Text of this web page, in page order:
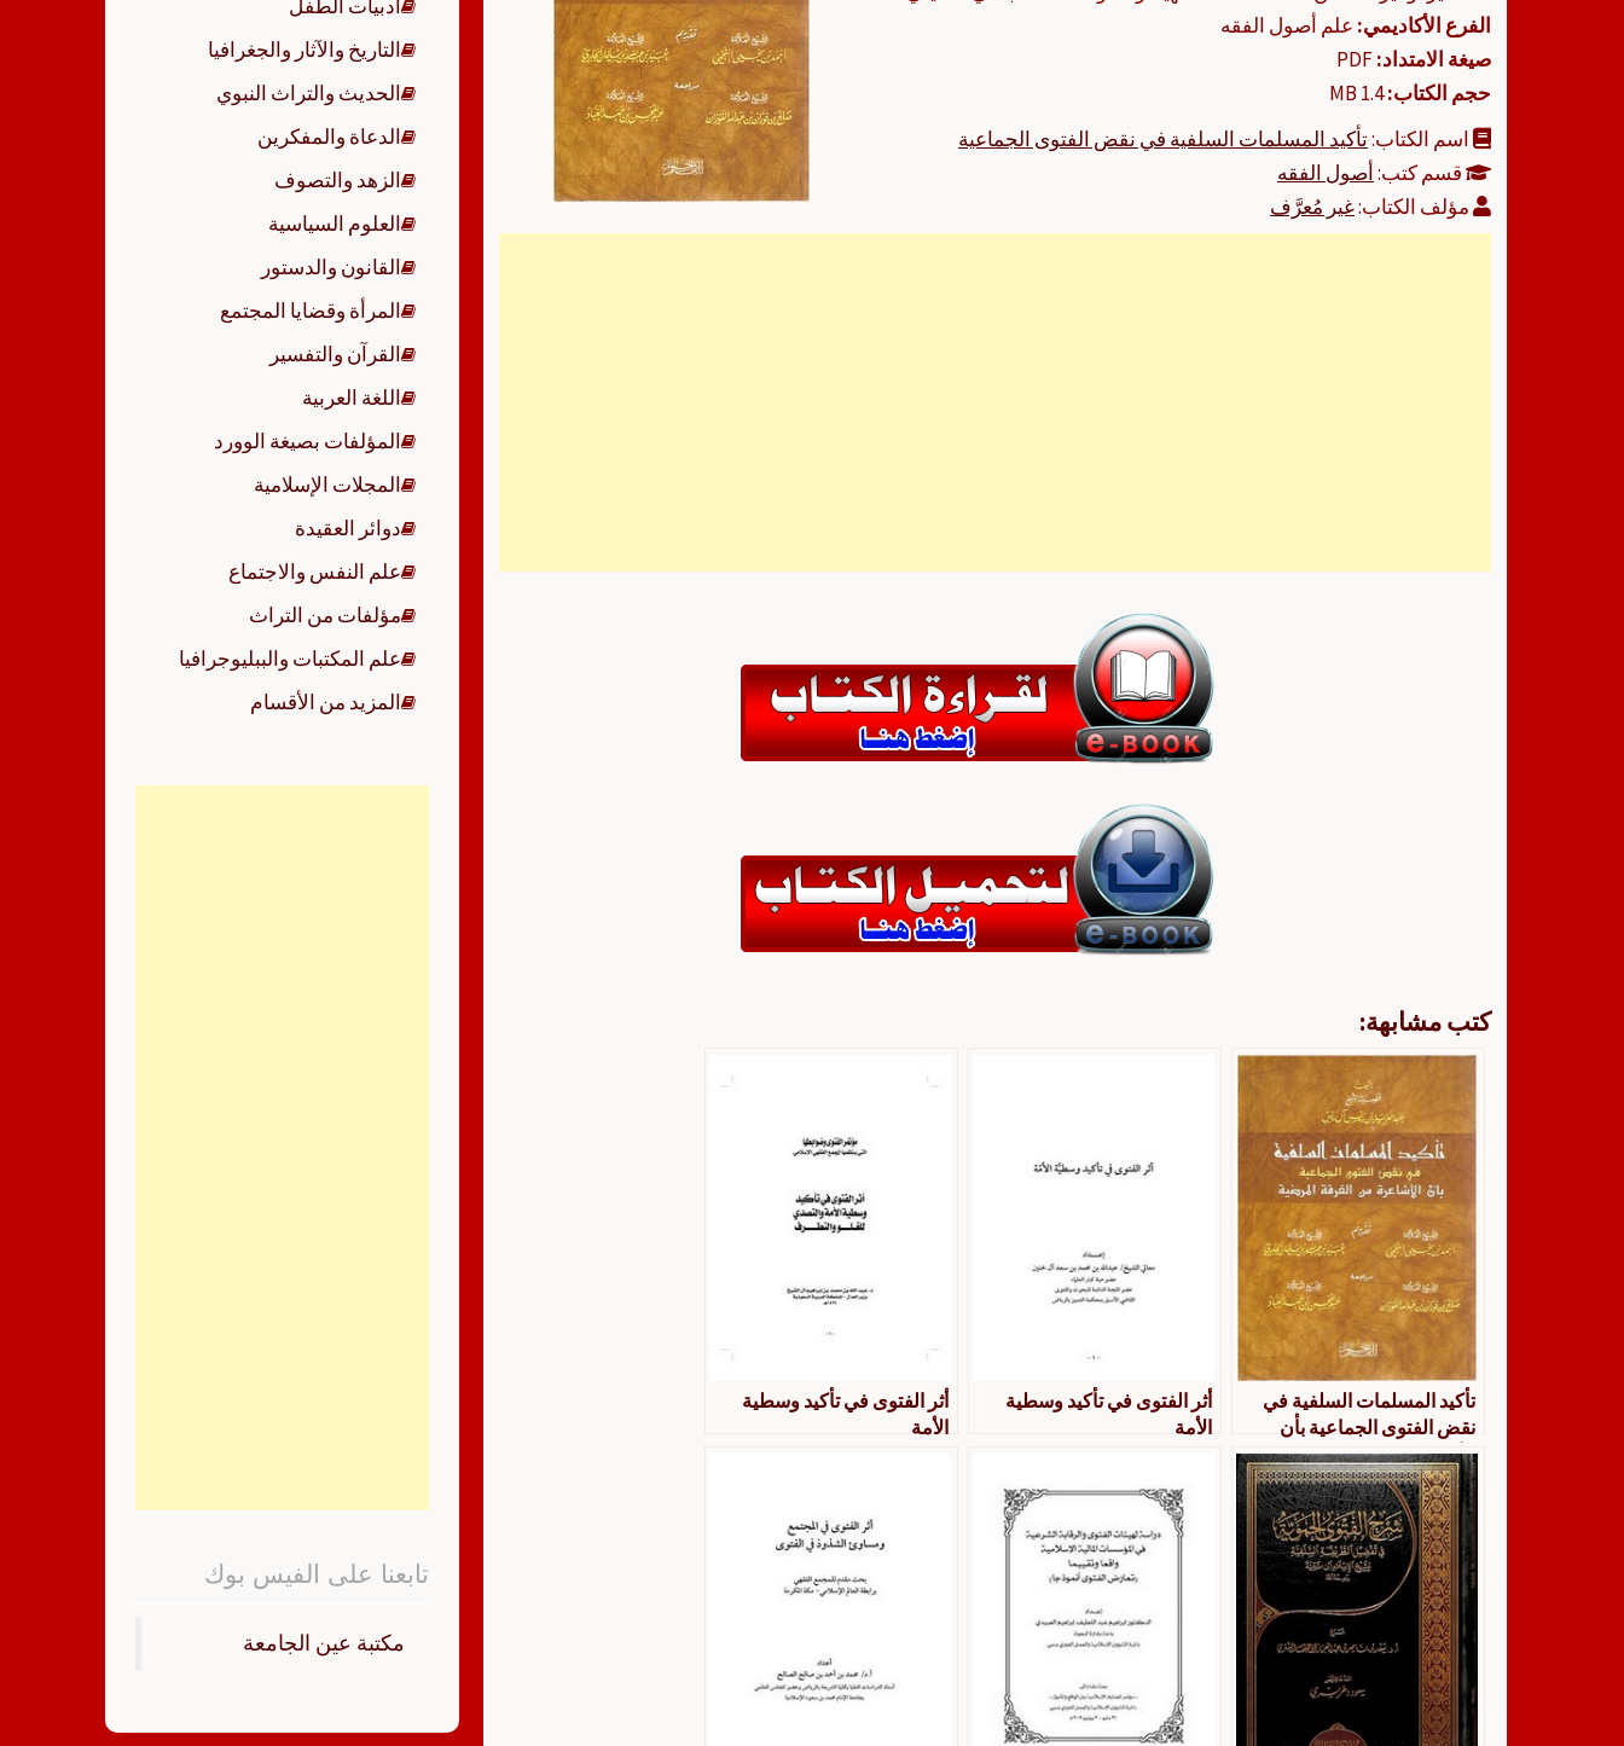
الفرع الأكاديمي: علم أصول الفقه
صيغة الامتداد:
حجم الكتاب:1.4 MB
اسم الكتاب:تأكيد المسلمات السلفية في نقض الفتوى الجماعية
قسم كتب:أصول الفقه
مؤلف الكتاب:غير مُعرَّف
كتب مشابهة:
تأكيد المسلمات السلفية في
نقض الفتوى الجماعية بأن
الأشاعرة من الفرقة المرضية
أثر الفتوى في تأكيد وسطية
الأمة
أثر الفتوى في تأكيد وسطية
الأمة
أدبيات الطفل
التاريخ والآثار والجغرافيا
الحديث والتراث النبوي
الدعاة والمفكرين
الزهد والتصوف
العلوم السياسية
القانون والدستور
المرأة وقضايا المجتمع
القرآن والتفسير
اللغة العربية
المؤلفات بصيغة الوورد
المجلات الإسلامية
دوائر العقيدة
علم النفس والاجتماع
مؤلفات من التراث
علم المكتبات والببليوجرافيا
المزيد من الأقسام
تابعنا على الفيس بوك
‏مكتبة عين الجامعة‏